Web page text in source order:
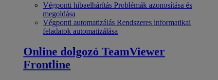
Végponti hibaelhárítás Problémák azonosítása és
megoldása
Végponti automatizálás Rendszeres informatikai
feladatok automatizálása
Online dolgozó TeamViewer
Frontline